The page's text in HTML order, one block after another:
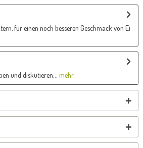
für einen noch besseren Geschmack von Ei
und diskutieren...
mehr